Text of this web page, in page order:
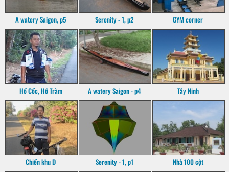
A watery Saigon, p5 Serenity - 1, p2 GYM corner
Hồ Cốc, Hồ Tràm A watery Saigon - p4 Tây Ninh
Chiến khu D Serenity - 1, p1 Nhà 100 cột